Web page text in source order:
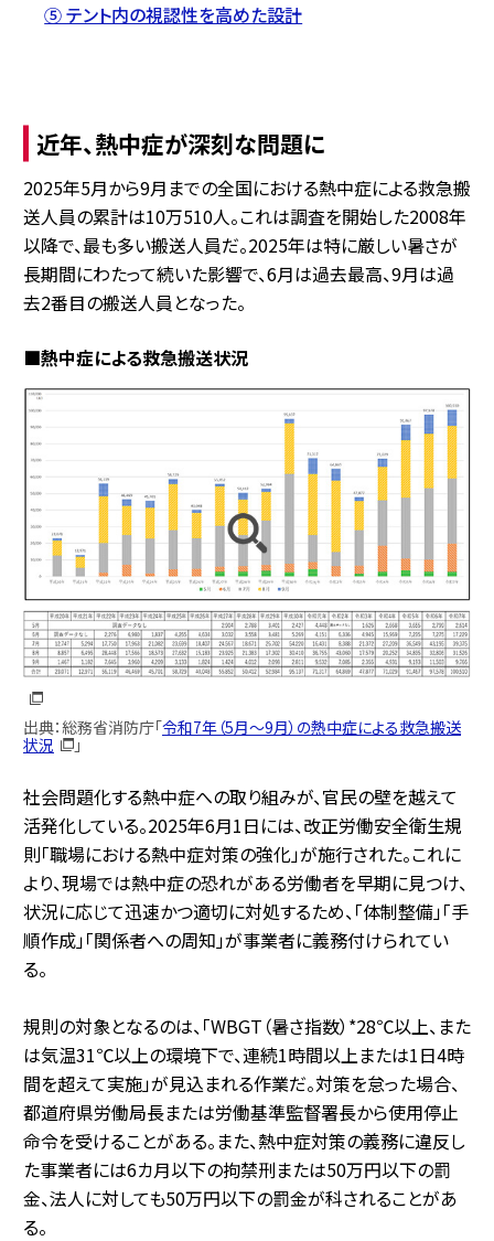
⑤ テント内の視認性を高めた設計
近年、熱中症が深刻な問題に
2025年5月から9月までの全国における熱中症による救急搬
送人員の累計は10万510人。これは調査を開始した2008年
以降で、最も多い搬送人員だ。2025年は特に厳しい暑さが
長期間にわたって続いた影響で、6月は過去最高、9月は過
去2番目の搬送人員となった。
■熱中症による救急搬送状況
出典：総務省消防庁「令和7年（5月～9月）の熱中症による救急搬送
状況
」
社会問題化する熱中症への取り組みが、官民の壁を越えて
活発化している。2025年6月1日には、改正労働安全衛生規
則「職場における熱中症対策の強化」が施行された。これに
より、現場では熱中症の恐れがある労働者を早期に見つけ、
状況に応じて迅速かつ適切に対処するため、「体制整備」「手
順作成」「関係者への周知」が事業者に義務付けられてい
る。
規則の対象となるのは、「WBGT（暑さ指数）*28℃以上、また
は気温31℃以上の環境下で、連続1時間以上または1日4時
間を超えて実施」が見込まれる作業だ。対策を怠った場合、
都道府県労働局長または労働基準監督署長から使用停止
命令を受けることがある。また、熱中症対策の義務に違反し
た事業者には6カ月以下の拘禁刑または50万円以下の罰
金、法人に対しても50万円以下の罰金が科されることがあ
る。